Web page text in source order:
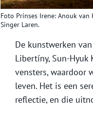
Foto Prinses Irene: Anouk
Singer Laren.
De kunstwerken
Libertíny, Sun-Hyuk
vensters, waardoor
leven. Het is een
reflectie, en die